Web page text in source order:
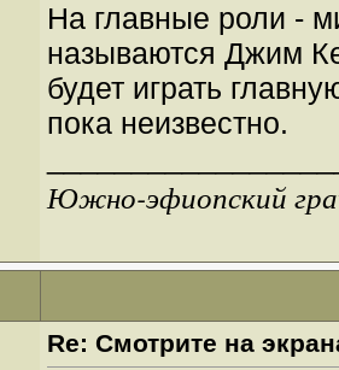
На главные роли -
называются Джим
будет играть
пока неизвестно.
Южно-эфиопский
Re: Смотрите на